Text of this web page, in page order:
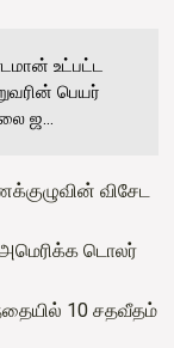
உட்பட்ட
பெயர்
ஜ...
விசேட
அமெரிக்க டொலர்
10 சதவீதம்